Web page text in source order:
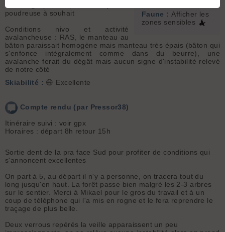
Faune : Afficher les
zones sensibles
une neige parfaite, forêt remplie et
poudreuse à souhait
Conditions nivo et activité
avalancheuse : RAS, le manteau au
bâton paraissait homogène mais manteau très épais (bâton qui
s'enfonce intégralement comme dans du beurre), une
avalanche ferait du dégât mais aucun signe d'instabilité relevé
de notre côté
Skiabilité : 😄 Excellente
Compte rendu (par Pressor38)
Itinéraire suivi : voir gpx
Horaires : départ 8h retour 15h
Sortie dent de la pra face Sud pour profiter de conditions qui
s'annoncent excellentes
On part à 5, au départ il n'y a personne, on tracera tout du
long jusqu'en haut. La forêt passe bien malgré les 2-3 arbres
sur le sentier. Merci à Mikael pour le gros du travail et à un
coup de téléphone qui l'a mis en rogne et le fera reprendre le
traçage de plus belle.
Deux verrous repérés la veille apparaissent un peu